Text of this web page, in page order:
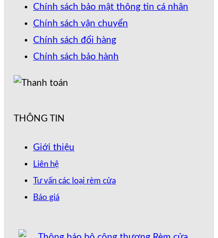
Chính sách bảo mật thông tin cá nhân
Chính sách vận chuyển
Chính sách đổi hàng
Chính sách bảo hành
THÔNG TIN
Giới thiệu
Liên hệ
Tư vấn các loại rèm cửa
Báo giá